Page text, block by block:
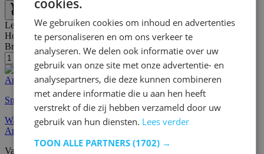
Lengte:118 cm
Hoogte:200 cm
Breedte/diepte:
68 cm
Snelle levering
Wasmachinekastcombinatie Laundreezy | 118 x 68 x 200 cm |
Antraciet
Vanaf
We gebruiken cookies om inhoud en advertenties
te personaliseren en om ons verkeer te
analyseren. We delen ook informatie over uw
gebruik van onze site met onze advertentie- en
analysepartners, die deze kunnen combineren
met andere informatie die u aan hen heeft
verstrekt of die zij hebben verzameld door uw
gebruik van hun diensten. Lees verder
TOON ALLE PARTNERS (1702) →